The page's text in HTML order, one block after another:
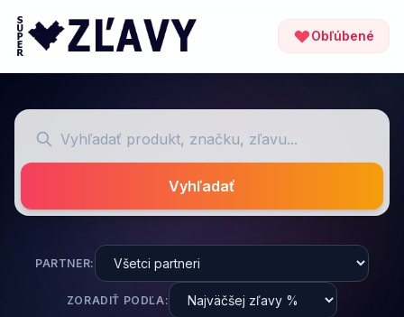
Obľúbené
Vyhľadať
PARTNER:
ZORADIŤ PODĽA: